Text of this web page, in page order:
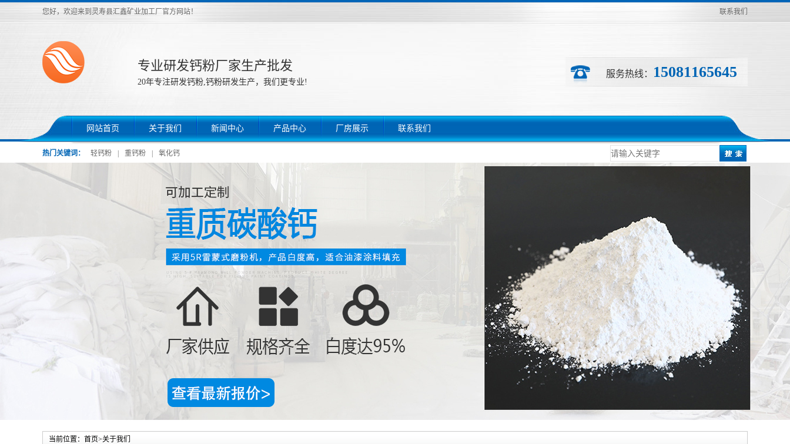
联系我们
您好，欢迎来到灵寿县汇鑫矿业加工厂官方网站！
专业研发钙粉厂家生产批发
20年专注研发钙粉,钙粉研发生产，我们更专业!
服务热线： 15081165645
网站首页 关于我们 新闻中心 产品中心 厂房展示 联系我们
热门关键词： 轻钙粉 重钙粉 氧化钙
当前位置： 首页>关于我们